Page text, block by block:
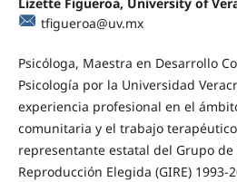
tfigueroa@uv.mx
Psicóloga, Maestra en Desarrollo
Psicología por la Universidad
experiencia profesional en el
comunitaria y el trabajo
representante estatal del Grupo
Reproducción Elegida (GIRE)